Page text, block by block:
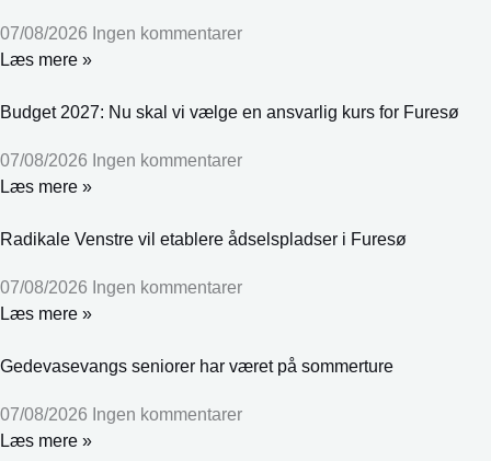
07/08/2026 Ingen kommentarer
Læs mere »
Budget 2027: Nu skal vi vælge en ansvarlig kurs for Furesø
07/08/2026 Ingen kommentarer
Læs mere »
Radikale Venstre vil etablere ådselspladser i Furesø
07/08/2026 Ingen kommentarer
Læs mere »
Gedevasevangs seniorer har været på sommerture
07/08/2026 Ingen kommentarer
Læs mere »